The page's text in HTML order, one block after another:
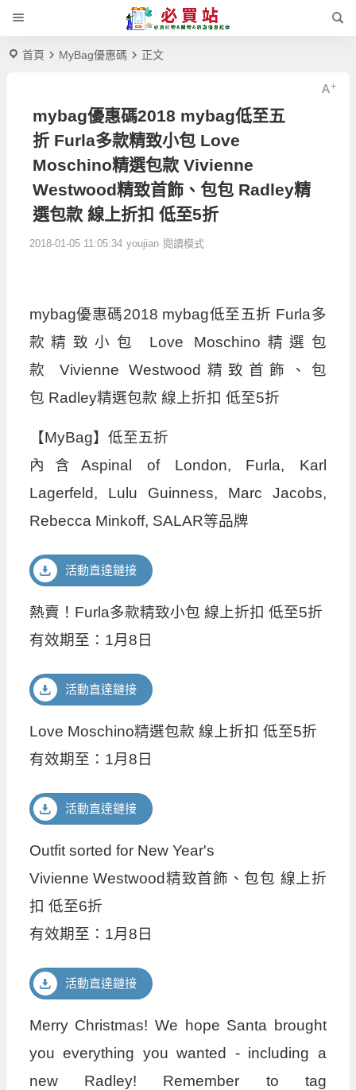
首頁 MyBag優惠碼 正文
mybag優惠碼2018 mybag低至五
折 Furla多款精致小包 Love
Moschino精選包款 Vivienne
Westwood精致首飾、包包 Radley精
選包款 線上折扣 低至5折
2018-01-05 11:05:34 youjian 閱讀模式
mybag優惠碼2018 mybag低至五折 Furla多
款精致小包 Love Moschino精選包
款 Vivienne Westwood精致首飾、包
包 Radley精選包款 線上折扣 低至5折
【MyBag】低至五折
內含Aspinal of London, Furla, Karl
Lagerfeld, Lulu Guinness, Marc Jacobs,
Rebecca Minkoff, SALAR等品牌
活動直達鏈接
熱賣！Furla多款精致小包 線上折扣 低至5折
有效期至：1月8日
活動直達鏈接
Love Moschino精選包款 線上折扣 低至5折
有效期至：1月8日
活動直達鏈接
Outfit sorted for New Year's
Vivienne Westwood精致首飾、包包 線上折
扣 低至6折
有效期至：1月8日
活動直達鏈接
Merry Christmas! We hope Santa brought
you everything you wanted - including a
new Radley! Remember to tag